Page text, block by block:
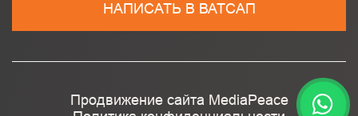
НАПИСАТЬ В ВАТСАП
Продвижение сайта MediaPeace